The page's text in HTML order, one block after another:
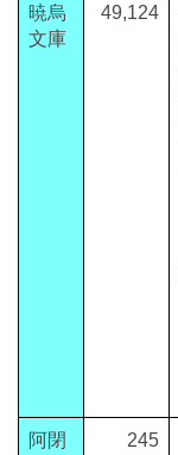
暁烏
文庫
49,124
阿閉
245